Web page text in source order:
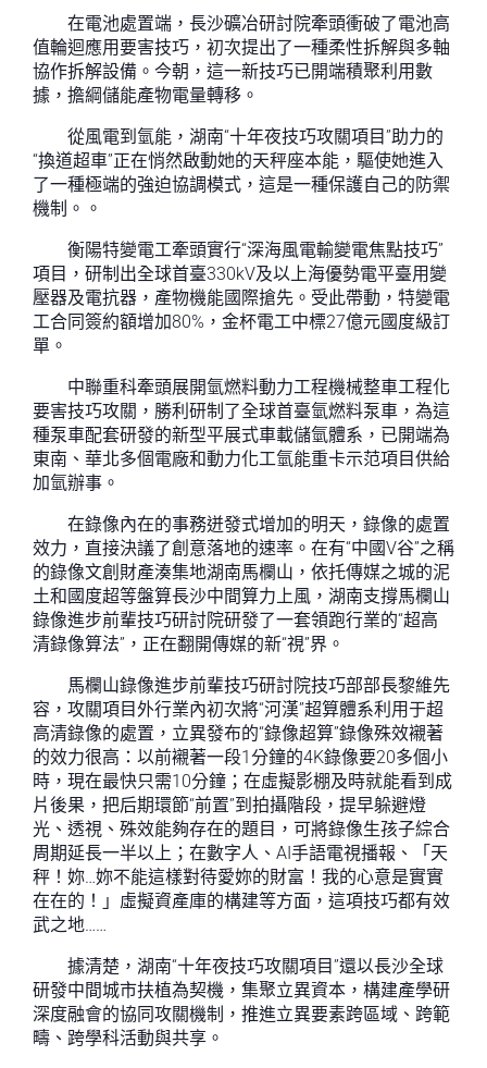
在電池處置端，長沙礦冶研討院牽頭衝破了電池高
值輪迴應用要害技巧，初次提出了一種柔性拆解與多軸
協作拆解設備。今朝，這一新技巧已開端積聚利用數
據，擔綱儲能產物電量轉移。
從風電到氫能，湖南“十年夜技巧攻關項目”助力的
“換道超車”正在悄然啟動她的天秤座本能，驅使她進入
了一種極端的強迫協調模式，這是一種保護自己的防禦
機制。。
衡陽特變電工牽頭實行“深海風電輸變電焦點技巧”
項目，研制出全球首臺330kV及以上海優勢電平臺用變
壓器及電抗器，產物機能國際搶先。受此帶動，特變電
工合同簽約額增加80%，金杯電工中標27億元國度級訂
單。
中聯重科牽頭展開氫燃料動力工程機械整車工程化
要害技巧攻關，勝利研制了全球首臺氫燃料泵車，為這
種泵車配套研發的新型平展式車載儲氫體系，已開端為
東南、華北多個電廠和動力化工氫能重卡示范項目供給
加氫辦事。
在錄像內在的事務迸發式增加的明天，錄像的處置
效力，直接決議了創意落地的速率。在有“中國V谷”之稱
的錄像文創財產湊集地湖南馬欄山，依托傳媒之城的泥
土和國度超等盤算長沙中間算力上風，湖南支撐馬欄山
錄像進步前輩技巧研討院研發了一套領跑行業的“超高
清錄像算法”，正在翻開傳媒的新“視”界。
馬欄山錄像進步前輩技巧研討院技巧部部長黎維先
容，攻關項目外行業內初次將“河漢”超算體系利用于超
高清錄像的處置，立異發布的“錄像超算”錄像殊效襯著
的效力很高：以前襯著一段1分鐘的4K錄像要20多個小
時，現在最快只需10分鐘；在虛擬影棚及時就能看到成
片後果，把后期環節“前置”到拍攝階段，提早躲避燈
光、透視、殊效能夠存在的題目，可將錄像生孩子綜合
周期延長一半以上；在數字人、AI手語電視播報、「天
秤！妳…妳不能這樣對待愛妳的財富！我的心意是實實
在在的！」虛擬資產庫的構建等方面，這項技巧都有效
武之地……
據清楚，湖南“十年夜技巧攻關項目”還以長沙全球
研發中間城市扶植為契機，集聚立異資本，構建產學研
深度融會的協同攻關機制，推進立異要素跨區域、跨範
疇、跨學科活動與共享。